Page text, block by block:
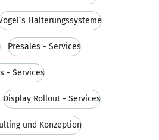
Halterungssysteme
Presales - Services
- Services
Display Rollout - Services
und Konzeption